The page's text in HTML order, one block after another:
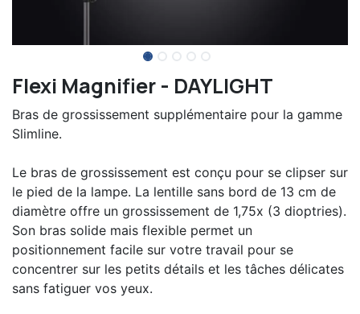
Flexi Magnifier - DAYLIGHT
Bras de grossissement supplémentaire pour la gamme
Slimline.
Le bras de grossissement est conçu pour se clipser sur
le pied de la lampe. La lentille sans bord de 13 cm de
diamètre offre un grossissement de 1,75x (3 dioptries).
Son bras solide mais flexible permet un
positionnement facile sur votre travail pour se
concentrer sur les petits détails et les tâches délicates
sans fatiguer vos yeux.